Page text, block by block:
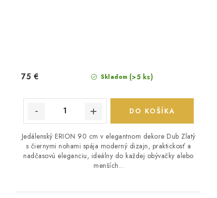
Skladom (>5 ks)
75 €
DO KOŠÍKA
Jedálenský ERION 90 cm v elegantnom dekore Dub Zlatý
s čiernymi nohami spája moderný dizajn, praktickosť a
nadčasovú eleganciu, ideálny do každej obývačky alebo
menších...